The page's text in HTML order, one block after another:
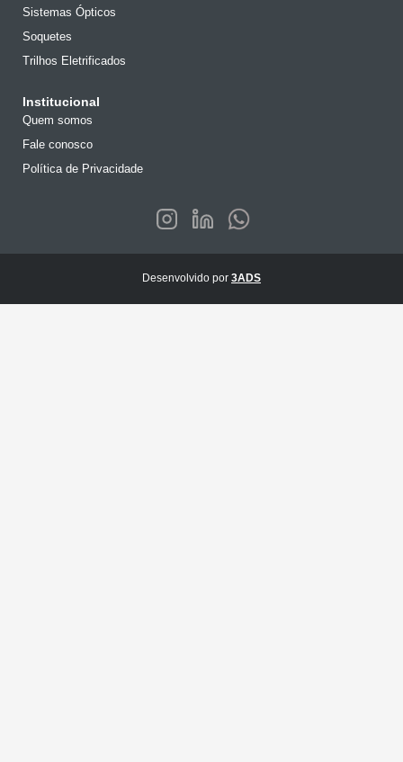
Sistemas Ópticos
Soquetes
Trilhos Eletrificados
Institucional
Quem somos
Fale conosco
Política de Privacidade
Desenvolvido por 3ADS